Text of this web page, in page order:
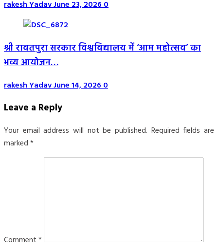
rakesh YadavJune 23, 20260
श्री रावतपुरा सरकार विश्वविद्यालय में ‘आम महोत्सव’ का
भव्य आयोजन…
rakesh YadavJune 14, 20260
Leave a Reply
Your email address will not be published. Required fields are
marked*
Comment*